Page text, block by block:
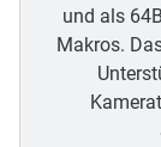
und als
Makros.